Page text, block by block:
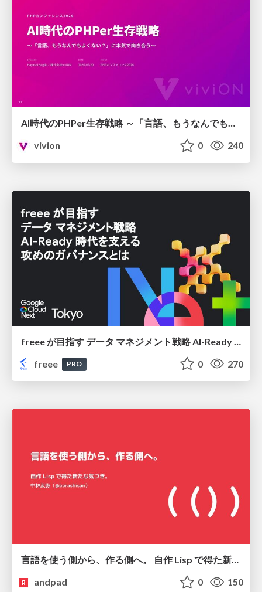
AI時代のPHPer生存戦略 ～「言語、もうなんでもよくない？」に本気で向き合う～
vivion
0 240
freee
PRO 0 270
言語を使う側から、作る側へ。 自作 Lisp で得た新たな気づき。
andpad
0 150